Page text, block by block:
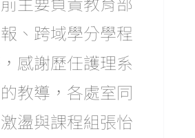
、跨域學分學程
感謝歷任護理系
教導，各處室同
盪與課程組張怡